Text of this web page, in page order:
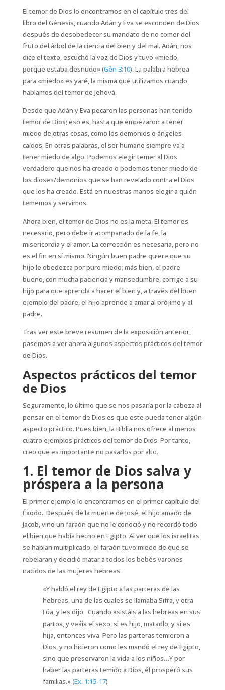
El temor de Dios lo encontramos en el capítulo tres del
libro del Génesis, cuando Adán y Eva se esconden de Dios
después de desobedecer su mandato de no comer del
fruto del árbol de la ciencia del bien y del mal. Adán, nos
dice el texto, escuchó la voz de Dios y tuvo «miedo,
porque estaba desnudo» (Gén 3:10). La palabra hebrea
para «miedo» es yaré, la misma que utilizamos cuando
hablamos del temor de Jehová.
Desde que Adán y Eva pecaron las personas han tenido
temor de Dios; eso es, hasta que empezaron a tener
miedo de otras cosas, como los demonios o ángeles
caídos. En otras palabras, el ser humano siempre va a
tener miedo de algo. Podemos elegir temer al Dios
verdadero que nos ha creado o podemos tener miedo de
los dioses/demonios que se han revelado contra el Dios
que los ha creado. Está en nuestras manos elegir a quién
tememos y servimos.
Ahora bien, el temor de Dios no es la meta. El temor es
necesario, pero debe ir acompañado de la fe, la
misericordia y el amor. La corrección es necesaria, pero no
es el fin en sí mismo. Ningún buen padre quiere que su
hijo le obedezca por puro miedo; más bien, el padre
bueno, con mucha paciencia y mansedumbre, corrige a su
hijo para que aprenda a hacer el bien y, a través del buen
ejemplo del padre, el hijo aprende a amar al prójimo y al
padre.
Tras ver este breve resumen de la exposición anterior,
pasemos a ver ahora algunos aspectos prácticos del temor
de Dios.
Aspectos prácticos del temor
de Dios
Seguramente, lo último que se nos pasaría por la cabeza al
pensar en el temor de Dios es que este pueda tener algún
aspecto práctico. Pues bien, la Biblia nos ofrece al menos
cuatro ejemplos prácticos del temor de Dios. Por tanto,
creo que es importante no pasarlos por alto.
1. El temor de Dios salva y
próspera a la persona
El primer ejemplo lo encontramos en el primer capítulo del
Éxodo. Después de la muerte de José, el hijo amado de
Jacob, vino un faraón que no le conoció y no recordó todo
el bien que había hecho en Egipto. Al ver que los israelitas
se habían multiplicado, el faraón tuvo miedo de que se
rebelaran y decidió matar a todos los bebés varones
nacidos de las mujeres hebreas.
«Y habló el rey de Egipto a las parteras de las
hebreas, una de las cuales se llamaba Sifra, y otra
Fúa, y les dijo: Cuando asistáis a las hebreas en sus
partos, y veáis el sexo, si es hijo, matadlo; y si es
hija, entonces viva. Pero las parteras temieron a
Dios, y no hicieron como les mandó el rey de Egipto,
sino que preservaron la vida a los niños…Y por
haber las parteras temido a Dios, él prosperó sus
familias.» (Ex. 1:15-17)